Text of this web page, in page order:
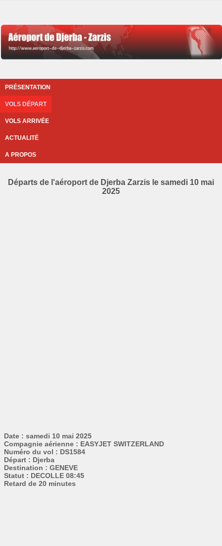
PRÉSENTATION
VOLS DÉPART
VOLS ARRIVÉE
ACTUALITÉ
A PROPOS
Départs de l'aéroport de Djerba Zarzis le samedi 10 mai
2025
Date : samedi 10 mai 2025
Compagnie aérienne : EASYJET SWITZERLAND
Numéro du vol : DS1584
Départ : Djerba
Destination : GENEVE
Statut : DECOLLE 08:45
Retard de 20 minutes